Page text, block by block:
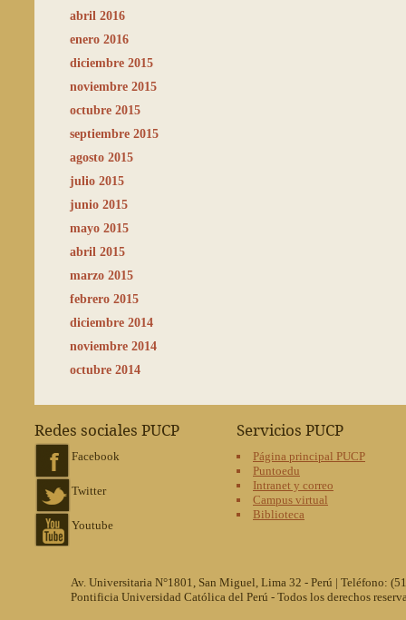
abril 2016
enero 2016
diciembre 2015
noviembre 2015
octubre 2015
septiembre 2015
agosto 2015
julio 2015
junio 2015
mayo 2015
abril 2015
marzo 2015
febrero 2015
diciembre 2014
noviembre 2014
octubre 2014
Redes sociales PUCP
Facebook
Twitter
Youtube
Servicios PUCP
Página principal PUCP
Puntoedu
Intranet y correo
Campus virtual
Biblioteca
Av. Universitaria N°1801, San Miguel, Lima 32 - Perú | Teléfono:
Pontificia Universidad Católica del Perú - Todos los derechos